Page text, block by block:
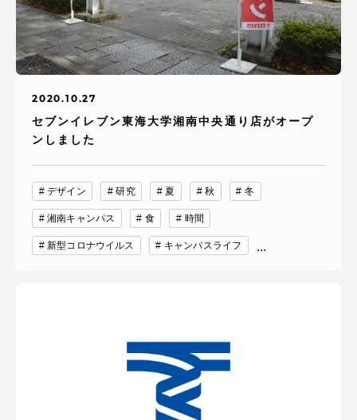
2020.10.27
セブンイレブン東海大学湘南中央通り店がオープ
ンしました
デザイン 研究 夏 秋 冬
湘南キャンパス 食 時間
新型コロナウイルス キャンパスライフ ...